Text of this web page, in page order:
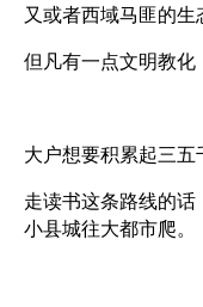
又或者西域马匪的生
但凡有一点文明教化
大户想要积累起三五
走读书这条路线的
小县城往大都市爬。